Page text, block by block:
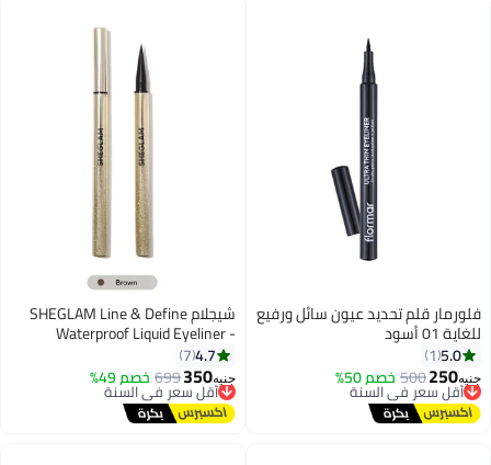
فلورمار قلم تحديد عيون سائل ورفيع
للغاية 01 أسود
5.0
1
جنيه250
500 خصم 50%
أقل سعر في السنة
توصيل مجاني
أقل سعر في السنة
شيجلام SHEGLAM Line & Define
Waterproof Liquid Eyeliner -
Brown Matte
4.7
7
جنيه350
699 خصم 49%
أقل سعر في السنة
توصيل مجاني
أقل سعر في السنة